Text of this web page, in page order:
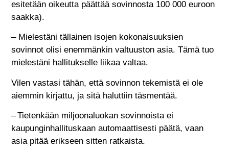
esitetään oikeutta päättää sovinnosta 100 000 euroon
saakka).
– Mielestäni tällainen isojen kokonaisuuksien
sovinnot olisi enemmänkin valtuuston asia. Tämä tuo
mielestäni hallitukselle liikaa valtaa.
Vilen vastasi tähän, että sovinnon tekemistä ei ole
aiemmin kirjattu, ja sitä haluttiin täsmentää.
– Tietenkään miljoonaluokan sovinnoista ei
kaupunginhallituskaan automaattisesti päätä, vaan
asia pitää erikseen sitten ratkaista.